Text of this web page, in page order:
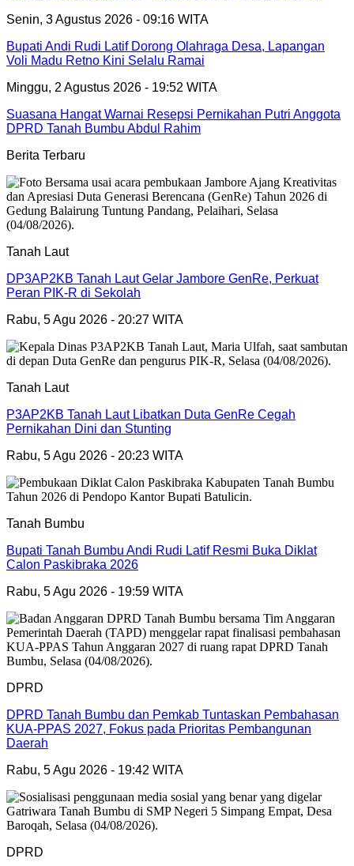
Senin, 3 Agustus 2026 - 09:16 WITA
Bupati Andi Rudi Latif Dorong Olahraga Desa, Lapangan
Voli Madu Retno Kini Selalu Ramai
Minggu, 2 Agustus 2026 - 19:52 WITA
Suasana Hangat Warnai Resepsi Pernikahan Putri Anggota
DPRD Tanah Bumbu Abdul Rahim
Berita Terbaru
Tanah Laut
DP3AP2KB Tanah Laut Gelar Jambore GenRe, Perkuat
Peran PIK-R di Sekolah
Rabu, 5 Agu 2026 - 20:27 WITA
Tanah Laut
P3AP2KB Tanah Laut Libatkan Duta GenRe Cegah
Pernikahan Dini dan Stunting
Rabu, 5 Agu 2026 - 20:23 WITA
Tanah Bumbu
Bupati Tanah Bumbu Andi Rudi Latif Resmi Buka Diklat
Calon Paskibraka 2026
Rabu, 5 Agu 2026 - 19:59 WITA
DPRD
DPRD Tanah Bumbu dan Pemkab Tuntaskan Pembahasan
KUA-PPAS 2027, Fokus pada Prioritas Pembangunan
Daerah
Rabu, 5 Agu 2026 - 19:42 WITA
DPRD